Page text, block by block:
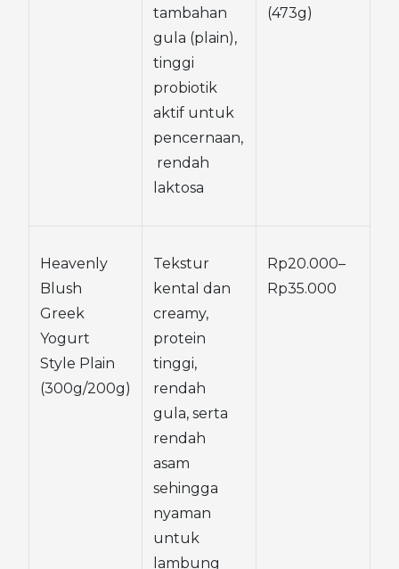
tambahan
gula (plain),
tinggi
probiotik
aktif untuk
pencernaan,
rendah
laktosa
(473g)
Heavenly
Blush
Greek
Yogurt
Style Plain
(300g/200g)
Tekstur
kental dan
creamy,
protein
tinggi,
rendah
gula, serta
rendah
asam
sehingga
nyaman
untuk
lambung
Rp20.000–
Rp35.000